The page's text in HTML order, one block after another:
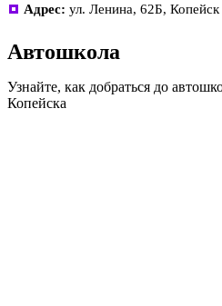
Адрес: ул. Ленина, 62Б, Копейск
Автошкола
Узнайте, как добраться до
Копейска